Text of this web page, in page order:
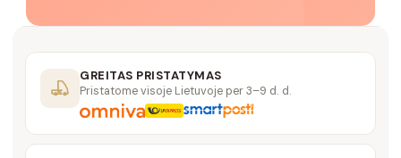
GREITAS PRISTATYMAS
Pristatome visoje Lietuvoje per 3–9 d. d.